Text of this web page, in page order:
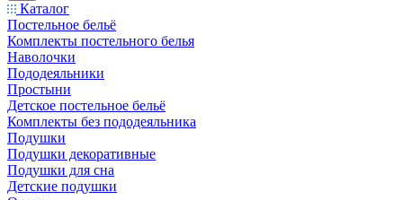
Каталог
Постельное бельё
Комплекты постельного белья
Наволочки
Пододеяльники
Простыни
Детское постельное бельё
Комплекты без пододеяльника
Подушки
Подушки декоративные
Подушки для сна
Детские подушки